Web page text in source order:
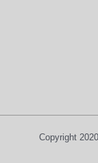
Copyright